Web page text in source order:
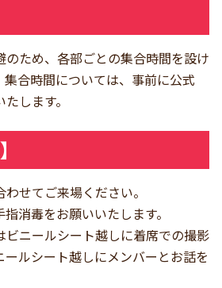
のため、各部ごとの集合時間を設け
集合時間については、事前に公式
します。
せてご来場ください。
消毒をお願いいたします。
ニールシート越しに着席での撮影
ールシート越しにメンバーとお話を